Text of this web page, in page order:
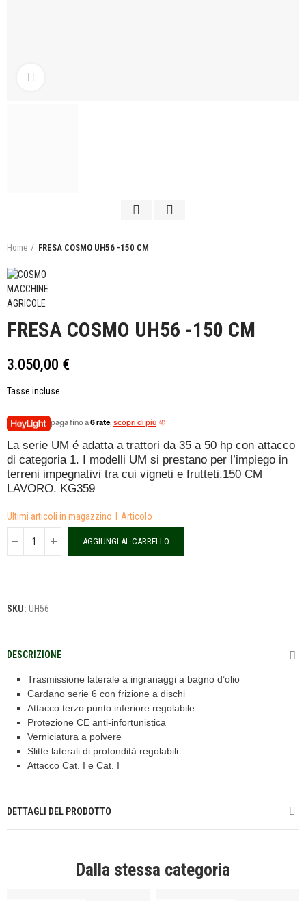
Home FRESA COSMO UH56 -150 CM
FRESA COSMO UH56 -150 CM
3.050,00 €
Tasse incluse
paga fino a6 rate, scopri di più
La serie UM é adatta a trattori da 35 a 50 hp con attacco
di categoria 1. I modelli UM si prestano per l’impiego in
terreni impegnativi tra cui vigneti e frutteti.150 CM
LAVORO. KG359
Ultimi articoli in magazzino 1 Articolo
AGGIUNGI AL CARRELLO
SKU: UH56
DESCRIZIONE
Trasmissione laterale a ingranaggi a bagno d’olio
Cardano serie 6 con frizione a dischi
Attacco terzo punto inferiore regolabile
Protezione CE anti-infortunistica
Verniciatura a polvere
Slitte laterali di profondità regolabili
Attacco Cat. I e Cat. I
DETTAGLI DEL PRODOTTO
Dalla stessa categoria